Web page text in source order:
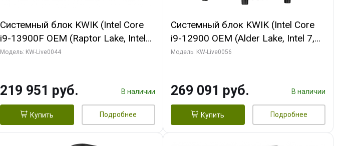
Системный блок KWIK (Intel Core
i9-13900F OEM (Raptor Lake, Intel
7, Efficient-co/ 32 ГБ ОЗУ (2
HD/ 512 ГБ SSD)
Модель: KW-Live0044
219 951 руб. В наличии
Купить Подробнее
Системный блок KWIK (Intel Core
i9-12900 OEM (Alder Lake, Intel 7,
C16 8EC/8PC/T2/ 64 ГБ ОЗУ (2
ТБ SSD)
Модель: KW-Live0056
269 091 руб. В наличии
Купить Подробнее